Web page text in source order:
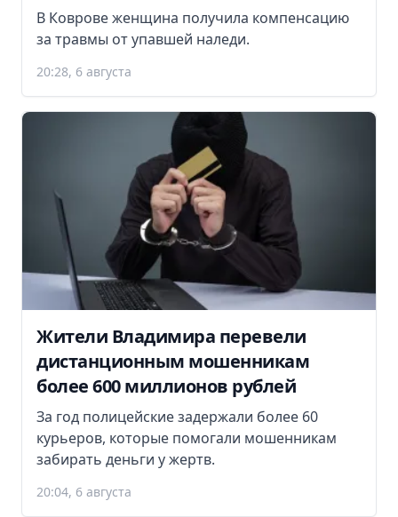
В Коврове женщина получила компенсацию
за травмы от упавшей наледи.
20:28, 6 августа
Жители Владимира перевели
дистанционным мошенникам
более 600 миллионов рублей
За год полицейские задержали более 60
курьеров, которые помогали мошенникам
забирать деньги у жертв.
20:04, 6 августа